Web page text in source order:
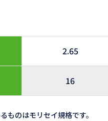
2.65
16
ものはモリセイ規格です。